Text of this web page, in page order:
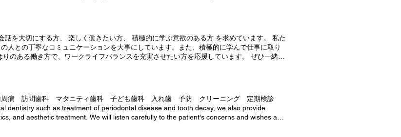
と連携を行い安全な歯科診療に努めています。 歯科技工加算 患者さまの求めに応じて、入
bored. Restroom that is safe for children 03 The restroom is fully equipped with baby
を大切にする方、 楽しく働きたい方、 積極的に学ぶ意欲のある方 を求めています。 私た
人との丁寧なコミュニケーションを大事にしています。また、積極的に学んで仕事に取り
のある働き方で、ワークライフバランスを充実させたい方を応援しています。 ぜひ一緒
周病 訪問歯科 マタニティ歯科 子ども歯科 入れ歯 予防 クリーニング 定期検診
dentistry such as treatment of periodontal disease and tooth decay, we also provide
and aesthetic treatment. We will listen carefully to the patient's concerns and wishes and